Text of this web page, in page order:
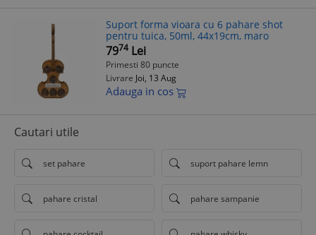
Suport forma vioara cu 6 pahare shot
pentru tuica, 50ml, 44x19cm, maro
7974 Lei
Primesti 80 puncte
Livrare Joi, 13 Aug
Adauga in cos
Cautari utile
set pahare suport pahare lemn
pahare cristal pahare sampanie